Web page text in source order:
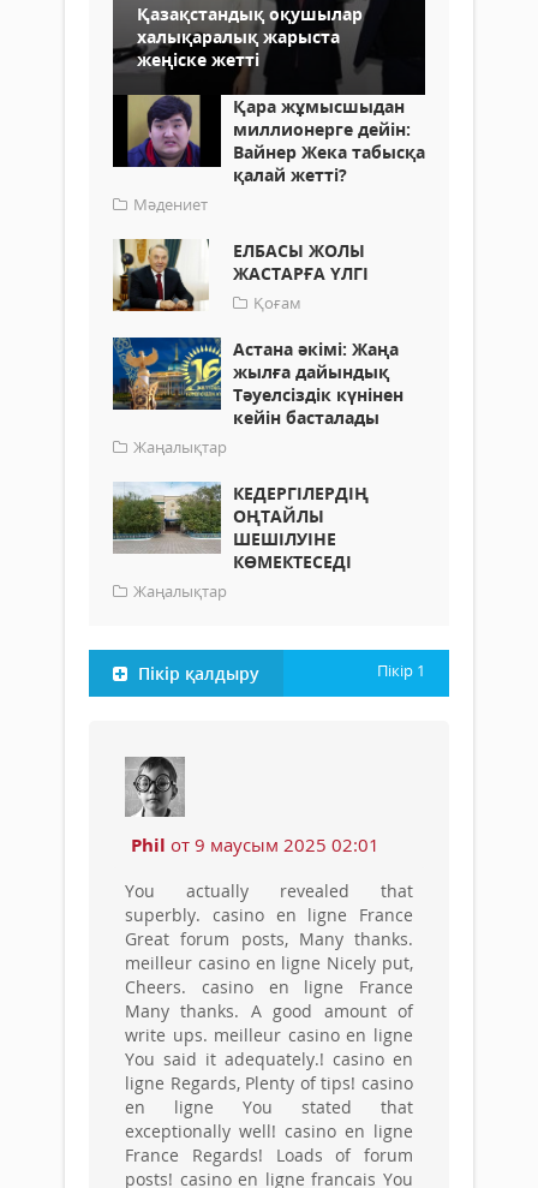
Қазақстандық оқушылар
халықаралық жарыста
жеңіске жетті
Қара жұмысшыдан
миллионерге дейін:
Вайнер Жека табысқа
қалай жетті?
Мәдениет
ЕЛБАСЫ ЖОЛЫ
ЖАСТАРҒА ҮЛГІ
Қоғам
Астана әкімі: Жаңа
жылға дайындық
Тәуелсіздік күнінен
кейін басталады
Жаңалықтар
КЕДЕРГІЛЕРДІҢ
ОҢТАЙЛЫ
ШЕШІЛУІНЕ
КӨМЕКТЕСЕДІ
Жаңалықтар
Пікір қалдыру Пікір 1
Phil от 9 маусым 2025 02:01
You actually revealed that
superbly. casino en ligne France
Great forum posts, Many thanks.
meilleur casino en ligne Nicely put,
Cheers. casino en ligne France
Many thanks. A good amount of
write ups. meilleur casino en ligne
You said it adequately.! casino en
ligne Regards, Plenty of tips! casino
en ligne You stated that
exceptionally well! casino en ligne
France Regards! Loads of forum
posts! casino en ligne francais You